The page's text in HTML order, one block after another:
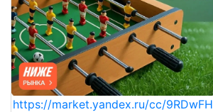
https://market.yandex.ru/cc/9RDwFH